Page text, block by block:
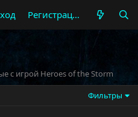
Регистрация
с игрой Heroes of the Storm
Фильтры